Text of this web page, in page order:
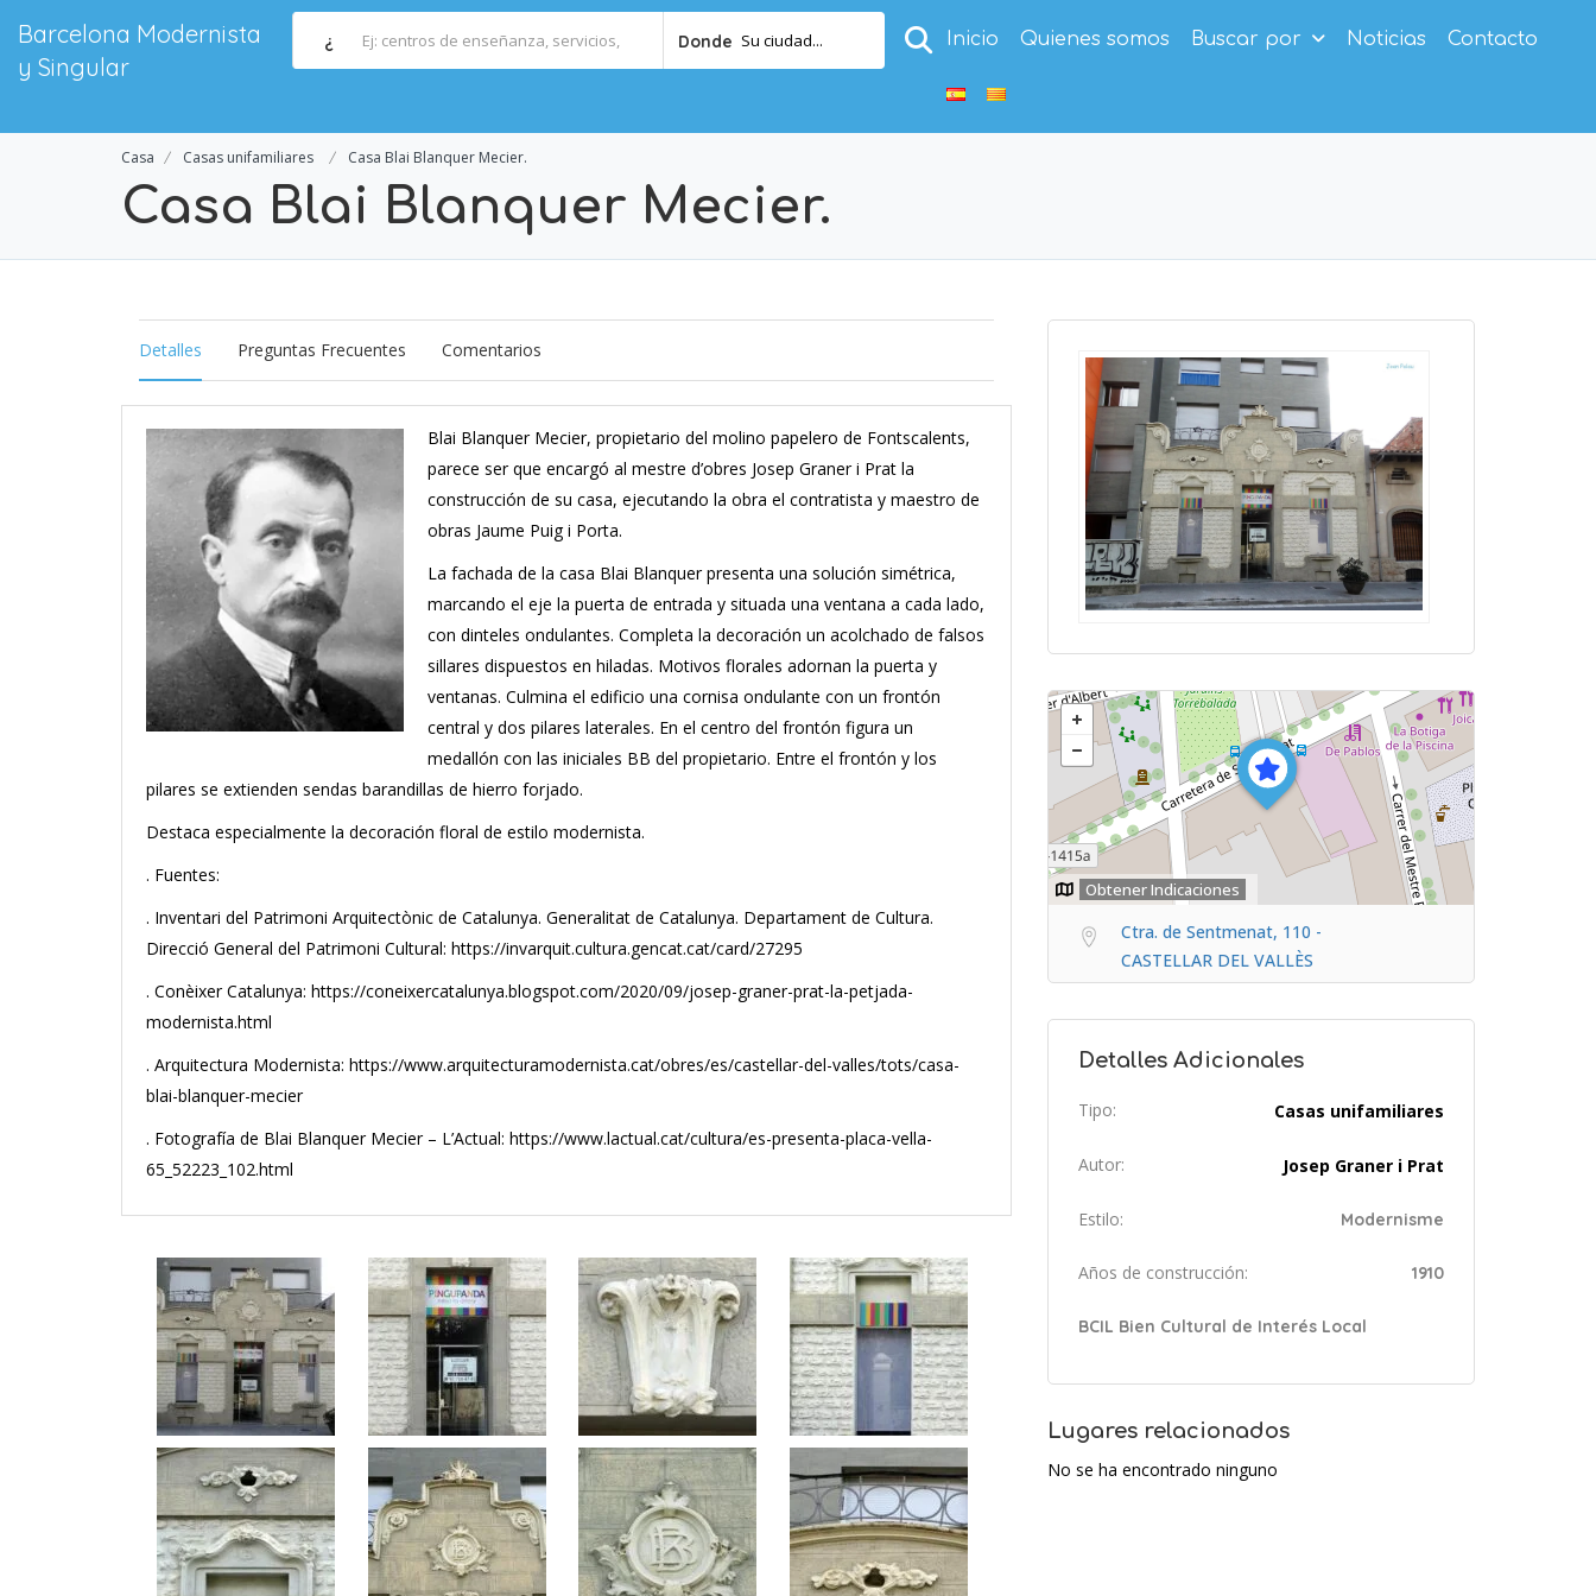
Barcelona Modernista
y Singular
¿ Donde Su ciudad... Inicio Quienes somos Buscar por Noticias Contacto
Casa Casas unifamiliares Casa Blai Blanquer Mecier.
Casa Blai Blanquer Mecier.
Detalles Preguntas Frecuentes Comentarios
Blai Blanquer Mecier, propietario del molino papelero de Fontscalents,
parece ser que encargó al mestre d’obres Josep Graner i Prat la
construcción de su casa, ejecutando la obra el contratista y maestro de
obras Jaume Puig i Porta.
La fachada de la casa Blai Blanquer presenta una solución simétrica,
marcando el eje la puerta de entrada y situada una ventana a cada lado,
con dinteles ondulantes. Completa la decoración un acolchado de falsos
sillares dispuestos en hiladas. Motivos florales adornan la puerta y
ventanas. Culmina el edificio una cornisa ondulante con un frontón
central y dos pilares laterales. En el centro del frontón figura un
medallón con las iniciales BB del propietario. Entre el frontón y los
pilares se extienden sendas barandillas de hierro forjado.
Destaca especialmente la decoración floral de estilo modernista.
. Fuentes:
. Inventari del Patrimoni Arquitectònic de Catalunya. Generalitat de Catalunya. Departament de Cultura.
Direcció General del Patrimoni Cultural: https://invarquit.cultura.gencat.cat/card/27295
. Conèixer Catalunya: https://coneixercatalunya.blogspot.com/2020/09/josep-graner-prat-la-petjada-
modernista.html
. Arquitectura Modernista: https://www.arquitecturamodernista.cat/obres/es/castellar-del-valles/tots/casa-
blai-blanquer-mecier
. Fotografía de Blai Blanquer Mecier – L’Actual: https://www.lactual.cat/cultura/es-presenta-placa-vella-
65_52223_102.html
Obtener Indicaciones
Ctra. de Sentmenat, 110 -
CASTELLAR DEL VALLÈS
Detalles Adicionales
Tipo: Casas unifamiliares
Autor: Josep Graner i Prat
Estilo: Modernisme
Años de construcción: 1910
BCIL Bien Cultural de Interés Local
Lugares relacionados
No se ha encontrado ninguno